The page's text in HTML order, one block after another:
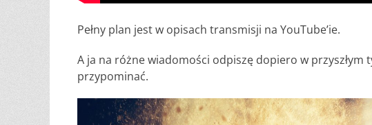
Pełny plan jest w opisach transmisji na YouTube’ie.
A ja na różne wiadomości odpiszę dopiero w przyszłym
przypominać.